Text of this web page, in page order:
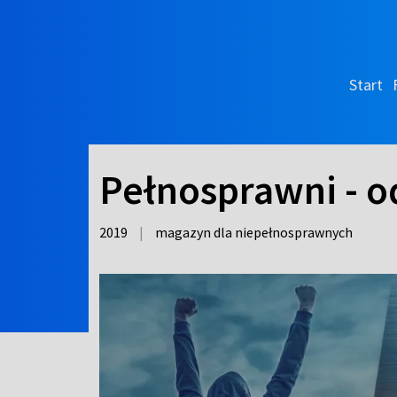
Start
Pełnosprawni -
2019 | magazyn dla niepełnosprawnych